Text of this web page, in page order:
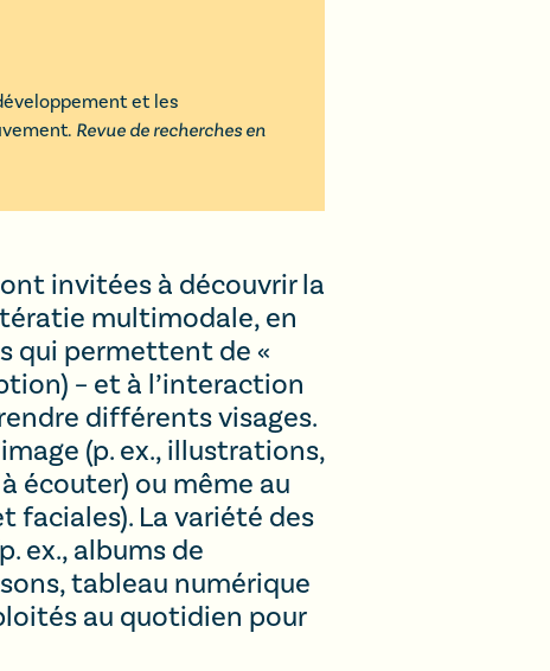
et les
. Revue de recherches en
invitées à découvrir la
multimodale, en
qui permettent de «
– et à l’interaction
différents visages.
(p. ex., illustrations,
écouter) ou même au
faciales). La variété des
ex., albums de
tableau numérique
au quotidien pour